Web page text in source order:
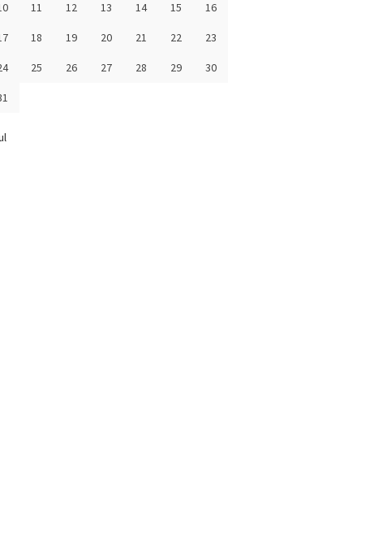
11 12 13 14 15 16
18 19 20 21 22 23
25 26 27 28 29 30